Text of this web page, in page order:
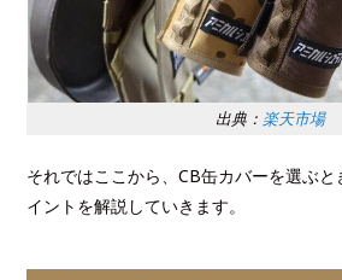
出典： 楽天市場
それではここから、CB缶カバーを選ぶ
イントを解説していきます。